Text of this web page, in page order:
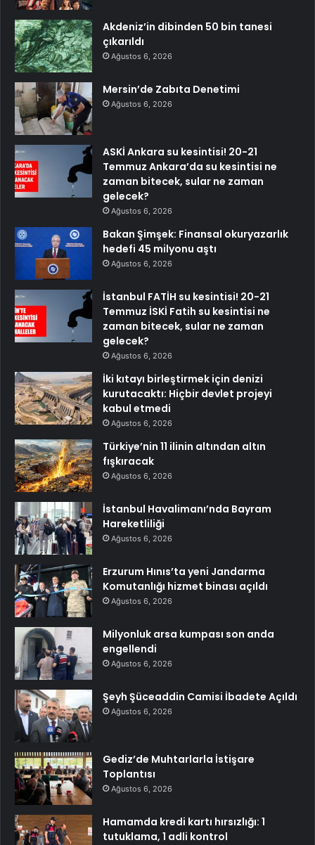
Akdeniz’in dibinden 50 bin tanesi
çıkarıldı
Ağustos 6, 2026
Mersin’de Zabıta Denetimi
Ağustos 6, 2026
ASKİ Ankara su kesintisi! 20-21
Temmuz Ankara’da su kesintisi ne
zaman bitecek, sular ne zaman
gelecek?
Ağustos 6, 2026
Bakan Şimşek: Finansal okuryazarlık
hedefi 45 milyonu aştı
Ağustos 6, 2026
İstanbul FATİH su kesintisi! 20-21
Temmuz İSKİ Fatih su kesintisi ne
zaman bitecek, sular ne zaman
gelecek?
Ağustos 6, 2026
İki kıtayı birleştirmek için denizi
kurutacaktı: Hiçbir devlet projeyi
kabul etmedi
Ağustos 6, 2026
Türkiye’nin 11 ilinin altından altın
fışkıracak
Ağustos 6, 2026
İstanbul Havalimanı’nda Bayram
Hareketliliği
Ağustos 6, 2026
Erzurum Hınıs’ta yeni Jandarma
Komutanlığı hizmet binası açıldı
Ağustos 6, 2026
Milyonluk arsa kumpası son anda
engellendi
Ağustos 6, 2026
Şeyh Şüceaddin Camisi İbadete Açıldı
Ağustos 6, 2026
Gediz’de Muhtarlarla İstişare
Toplantısı
Ağustos 6, 2026
Hamamda kredi kartı hırsızlığı: 1
tutuklama, 1 adli kontrol